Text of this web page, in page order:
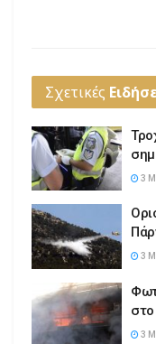
Σχετικές
3
3
στο
3